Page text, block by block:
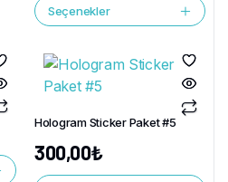
Seçenekler
Hologram Sticker Paket #5
300,00₺